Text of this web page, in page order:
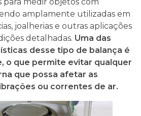
amplamente utilizadas em
joalherias e outras aplicações
detalhadas. Uma das
desse tipo de balança é
o que permite evitar qualquer
que possa afetar as
ou correntes de ar.